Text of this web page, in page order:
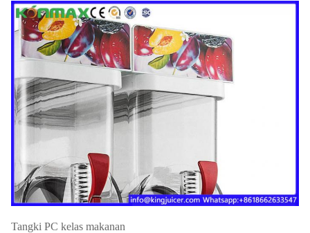
Tangki PC kelas makanan